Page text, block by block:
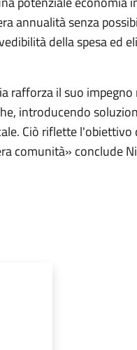
annualità senza
della spesa ed
rafforza il suo
introducendo
Ciò riflette
comunità» conclude